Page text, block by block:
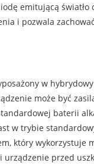
emitującą
i pozwala
w
może być
baterii
w trybie
który wykorzystuje
przed